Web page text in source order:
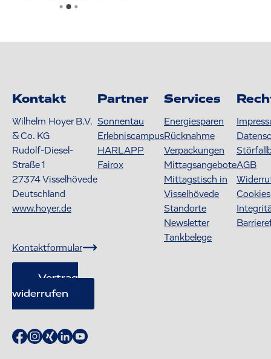
Kontakt
Wilhelm Hoyer B.V.
& Co. KG
Rudolf-Diesel-
Straße 1
27374Visselhövede
Deutschland
www.hoyer.de
Kontaktformular
Vertrag
widerrufen
Partner
Sonnentau
Erlebniscampus
HARLAPP
Fairox
Services
Energiesparen
Rücknahme
Verpackungen
Mittagsangebote
Mittagstisch in
Visselhövede
Standorte
Newsletter
Tankbelege
AGB
Cookies